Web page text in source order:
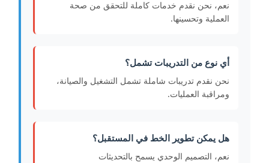
نعم، نحن نقدم خدمات كاملة للتحقق من صحة
العملية وتحسينها.
أي نوع من التدريبات تشمل؟
نحن نقدم تدريبات شاملة تشمل التشغيل والصيانة،
ومراقبة العمليات.
هل يمكن تطوير الخط في المستقبل؟
نعم، التصميم الوحدي يسمح بالتحديثات